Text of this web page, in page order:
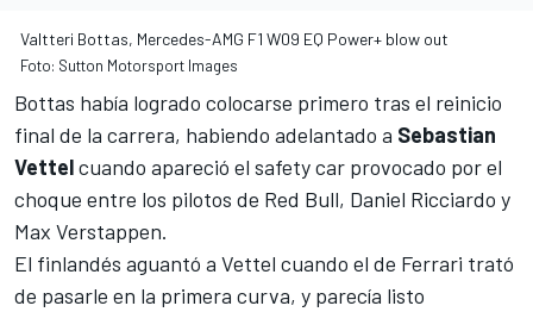
Valtteri Bottas, Mercedes-AMG F1 W09 EQ Power+ blow out
Foto: Sutton Motorsport Images
Bottas había logrado colocarse primero tras el reinicio
final de la carrera, habiendo adelantado a Sebastian
Vettelcuando apareció el safety car provocado porel
choque entre los pilotos de Red Bull, Daniel Ricciardo y
Max Verstappen.
El finlandés aguantó a Vettel cuando el de Ferrari trató
de pasarle en la primera curva, y parecía listo